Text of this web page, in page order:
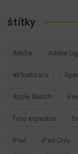
štítky
Adobe Adobe
aktualizace
Apple Watch
Foto expedice
iPad iPad Only